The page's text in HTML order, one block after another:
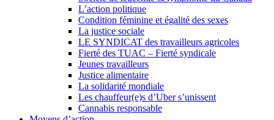
L’action politique
Condition féminine et égalité des sexes
La justice sociale
LE SYNDICAT des travailleurs agricoles
Fierté des TUAC – Fierté syndicale
Jeunes travailleurs
Justice alimentaire
La solidarité mondiale
Les chauffeur(e)s d’Uber s’unissent
Cannabis responsable